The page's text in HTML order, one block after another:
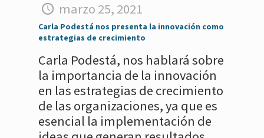
marzo 25, 2021
Carla Podestá nos presenta la innovación como
estrategias de crecimiento
Carla Podestá, nos hablará sobre
la importancia de la innovación
en las estrategias de crecimiento
de las organizaciones, ya que es
esencial la implementación de